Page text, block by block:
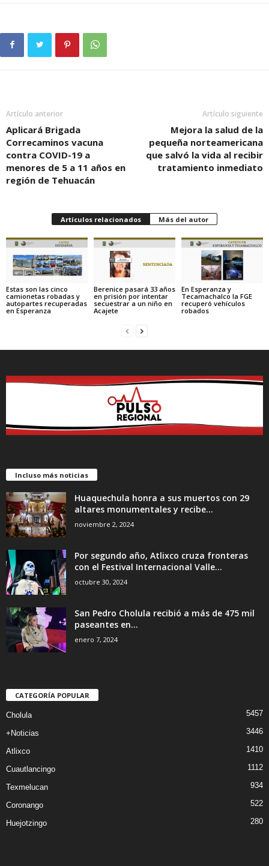
Artículo anterior
Aplicará Brigada
Correcaminos vacuna
contra COVID-19 a
menores de 5 a 11 años en
región de Tehuacán
Artículo siguiente
Mejora la salud de la
pequeña norteamericana
que salvó la vida al recibir
tratamiento inmediato
Artículos relacionados Más del autor
Estas son las cinco
camionetas robadas y
autopartes recuperadas
en Esperanza
Berenice pasará 33 años
en prisión por intentar
secuestrar a un niño en
Acajete
En Esperanza y
Tecamachalco la FGE
recuperó vehículos
robados
Incluso más noticias
Huaquechula honra a sus muertos con 29
altares monumentales y recibe...
noviembre 2, 2024
Por segundo año, Atlixco cruza fronteras
con el Festival Internacional Valle...
octubre 30, 2024
San Pedro Cholula recibió a más de 475 mil
paseantes en...
enero 7, 2024
CATEGORÍA POPULAR
Cholula 5457
+Noticias 3446
Atlixco 1410
Cuautlancingo 1112
Texmelucan 934
Coronango 522
Huejotzingo 280